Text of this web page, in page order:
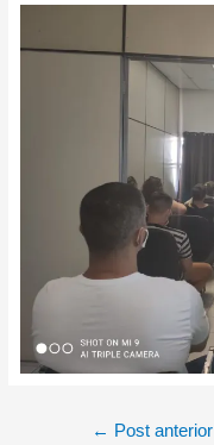
← Post anterior